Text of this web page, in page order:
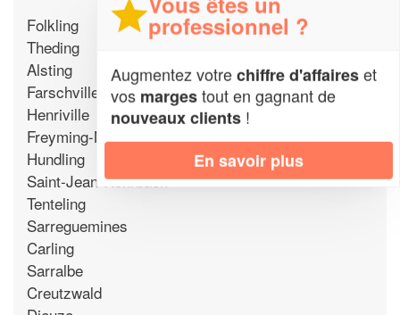
Folkling
Theding
Alsting
Farschviller
Henriville
Freyming-Merlebach
Hundling
Saint-Jean-Rohrbach
Tenteling
Sarreguemines
Carling
Sarralbe
Creutzwald
professionnel ?
Augmentez votrechiffre d'affaireset
vos margestout en gagnant de
nouveaux clients !
En savoir plus